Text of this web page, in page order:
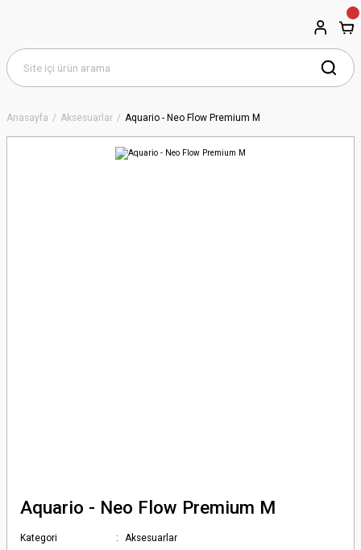
Anasayfa Aksesuarlar Aquario - Neo Flow Premium M
Aquario - Neo Flow Premium M
Kategori
Aksesuarlar